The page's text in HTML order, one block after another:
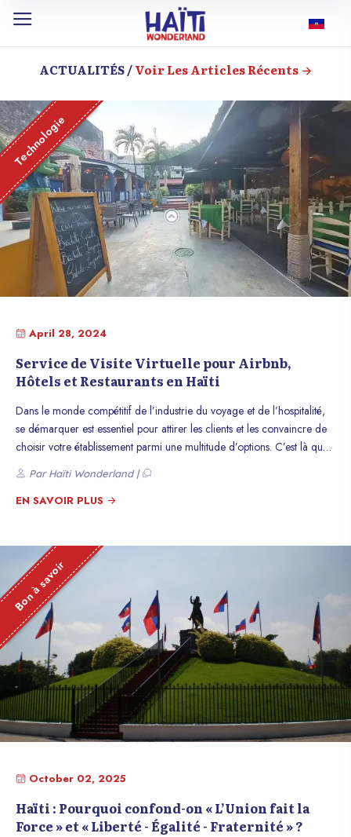
ACTUALITÉS /Voir Les Articles Récents
Technologie
April 28, 2024
Service de Visite Virtuelle pour Airbnb,
Hôtels et Restaurants en Haïti
Dans le monde compétitif de l’industrie du voyage et de l’hospitalité,
se démarquer est essentiel pour attirer les clients et les convaincre de
choisir votre établissement parmi une multitude d’options. C’est là que
les services de visite virtuelle entrent en jeu, offrant une expérience
immersive qui donne aux clients potentiels un avant-goût réaliste de ce
que vous avez à offrir. Au cœur de cette tendance en plein essor, se
Airbnb, hôtels, restaurants et autres entreprises immobilières en Haïti.
Par Haïti Wonderland |
EN SAVOIR PLUS
Bon à savoir
October 02, 2025
Haïti : Pourquoi confond-on « L’Union fait la
Force » et « Liberté - Égalité - Fraternité » ?